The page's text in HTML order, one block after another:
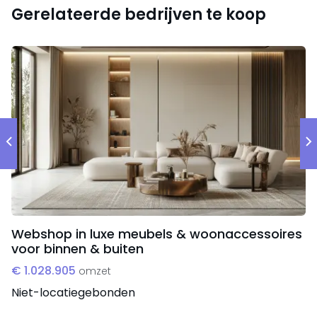
De onderneming richt zich primair op de Nederlandse
markt, met daarnaast groeiende verkoop in andere
Europese landen. Omzetverdeling:
Nederland ±77%
België ±14%
Frankrijk ±4%
Duitsland ±1%
Overige EU-landen ±4%
De belangrijkste klantgroepen zijn:
consumenten die zich willen voorbereiden op
noodsituaties (blackouts, crises, natuurrampen)
bedrijven die noodvoorzieningen voor personeel
Gerelateerde bedrijven te koop
Webshop in luxe meubels & woonaccessoires
voor binnen & buiten
€ 1.028.905 omzet
Niet-locatiegebonden